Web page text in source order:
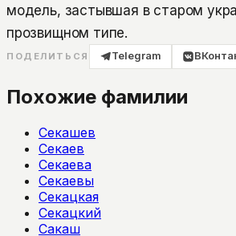
модель, застывшая в старом
прозвищном типе.
ПОДЕЛИТЬСЯ Telegram
Похожие фамилии
Секашев
Секаев
Секаева
Секаевы
Секацкая
Секацкий
Сакаш